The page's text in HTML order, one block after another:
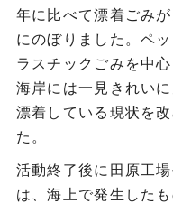
年に比べて漂着ごみ
にのぼりました。ペ
ラスチックごみを中
海岸には一見きれい
漂着している現状を
た。
活動終了後に田原工
は、海上で発生した